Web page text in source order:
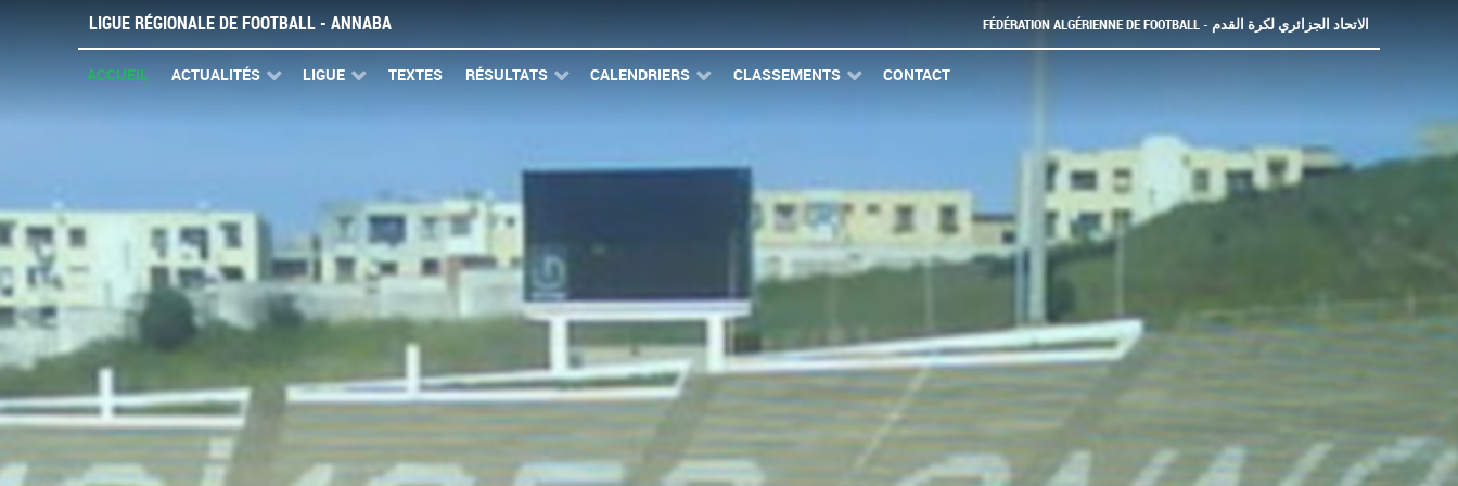
LIGUE RÉGIONALE DE FOOTBALL - ANNABA FÉDÉRATION ALGÉRIENNE DE FOOTBALL - الاتحاد الجزائري لكرة القدم
ACCUEIL ACTUALITÉS LIGUE TEXTES RÉSULTATS CALENDRIERS CLASSEMENTS CONTACT